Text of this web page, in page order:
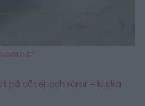
här!
på såser och röror – klicka